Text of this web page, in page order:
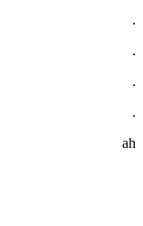
.
.
.
.
ah